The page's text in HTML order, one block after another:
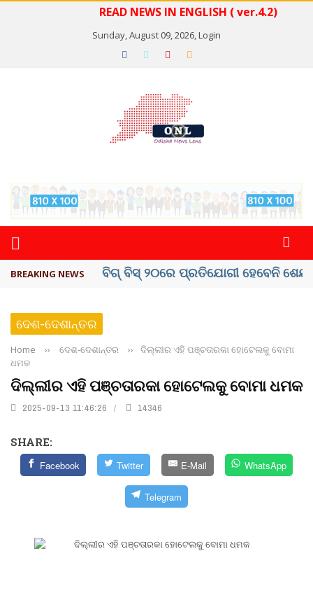
READ NEWS IN ENGLISH ( ver.4.2)
Sunday, August 09, 2026,Login
BREAKING NEWS ଅମରନାଥ ଯାତ୍ରା ସ୍ଥଗିତ
ଦେଶ-ଦେଶାନ୍ତର
Home ›› ଦେଶ-ଦେଶାନ୍ତର ››
ଦିଲ୍ଲୀର ଏହି ପଞ୍ଚତାରକା ହୋଟେଲକୁ ବୋମା
ଧମକ
ଦିଲ୍ଲୀର ଏହି ପଞ୍ଚତାରକା ହୋଟେଲକୁ ବୋମା ଧମକ
2025-09-13 11:46:26 14346
SHARE:
Facebook Twitter E-Mail WhatsApp
Telegram